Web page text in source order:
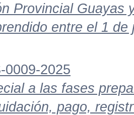
Provincial Guayas
entre el 1
0009-2025
a las fases
pago,